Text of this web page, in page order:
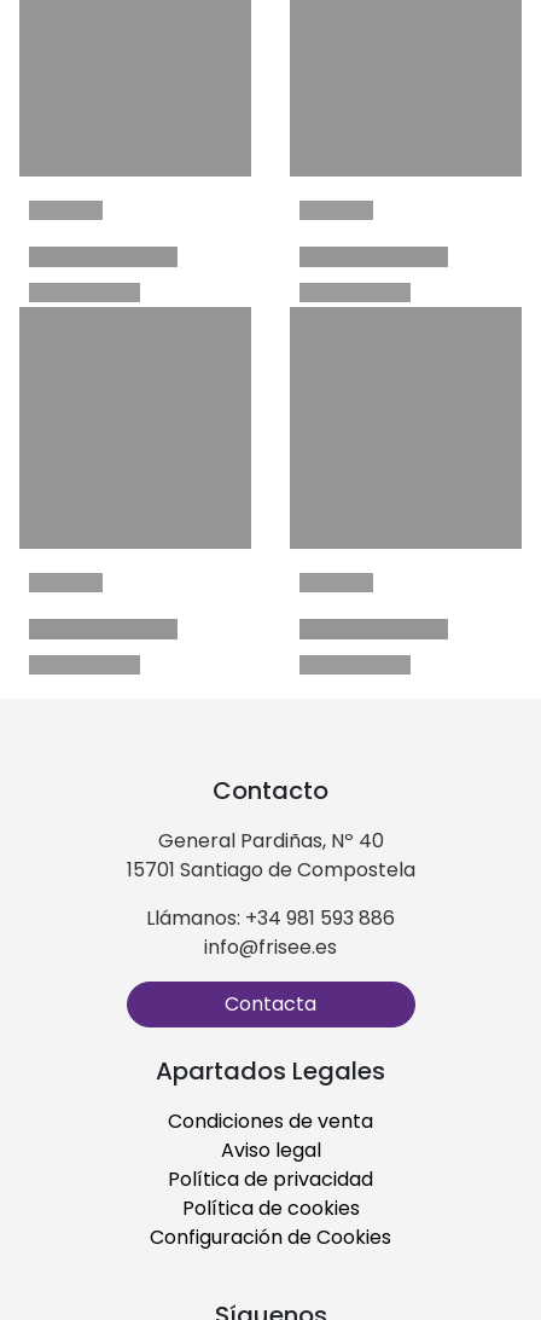
Contacto
General Pardiñas, Nº 40
15701 Santiago de Compostela
Llámanos: +34 981 593 886
info@frisee.es
Contacta
Apartados Legales
Condiciones de venta
Aviso legal
Política de privacidad
Política de cookies
Configuración de Cookies